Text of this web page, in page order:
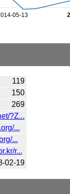
05-13
119
150
269
?Z...
...
...
r...
02-19